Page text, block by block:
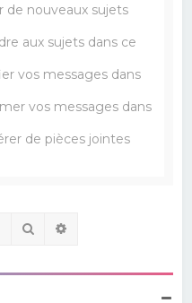
de nouveaux sujets
aux sujets dans ce
vos messages dans
vos messages dans
de pièces jointes
Rechercher